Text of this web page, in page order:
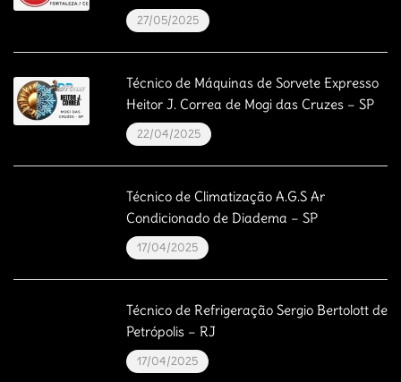
27/05/2025
Técnico de Máquinas de Sorvete Expresso
Heitor J. Correa de Mogi das Cruzes – SP
22/04/2025
Técnico de Climatização A.G.S Ar
Condicionado de Diadema – SP
17/04/2025
Técnico de Refrigeração Sergio Bertolott de
Petrópolis – RJ
17/04/2025